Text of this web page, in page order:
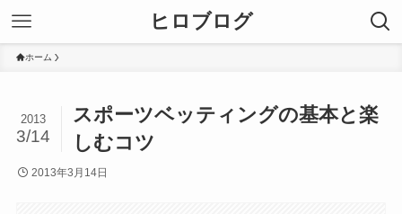
ヒロブログ
ホーム
スポーツベッティングの基本と楽
しむコツ
2013
3/14
2013年3月14日